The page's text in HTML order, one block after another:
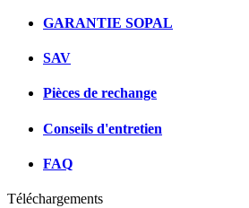
GARANTIE SOPAL
SAV
Pièces de rechange
Conseils d'entretien
FAQ
Téléchargements